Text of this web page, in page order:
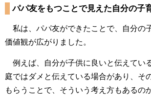
パパ友をもつことで見えた自分の子
私は、パパ友ができたことで、自分の
価値観が広がりました。
例えば、自分が子供に良いと伝えてい
庭ではダメと伝えている場合があり、そ
もらうことで、そういう考え方もあるの